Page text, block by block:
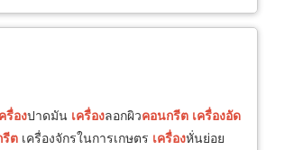
รื่องปาดมัน เครื่องลอกผิวคอนกรีต เครื่องอัด
ต เครื่องจักรในการเกษตร เครื่องหั่นย่อย